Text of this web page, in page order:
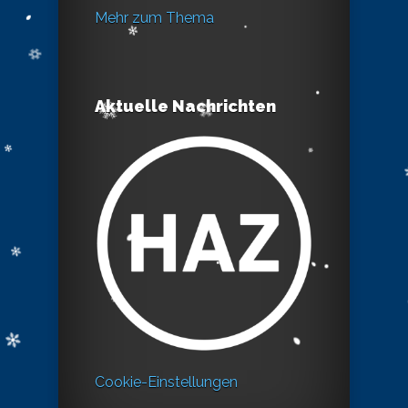
Mehr zum Thema
Aktuelle Nachrichten
Cookie-Einstellungen